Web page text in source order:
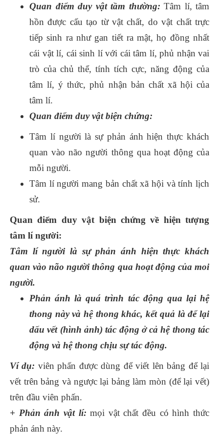
Quan điểm duy vật tầm thường: Tâm lí, tâm
hồn được cấu tạo từ vật chất, do vật chất trực
tiếp sinh ra như gan tiết ra mật, họ đồng nhất
cái vật lí, cái sinh lí với cái tâm lí, phủ nhận vai
trò của chủ thể, tính tích cực, năng động của
tâm lí, ý thức, phủ nhận bản chất xã hội của
tâm lí.
Quan điểm duy vật biện chứng:
Tâm lí người là sự phản ánh hiện thực khách
quan vào não người thông qua hoạt động của
mỗi người.
Tâm lí người mang bản chất xã hội và tính lịch
sử.
Quan điểm duy vật biện chứng về hiện tượng
tâm lí người:
Tâm lí người là sự phản ánh hiện thực khách
quan vào não người thông qua hoạt động của moi
người.
Phản ánh là quá trình tác động qua lại hệ
thong này và hệ thong khác, kết quả là để lại
dấu vết (hình ảnh) tác động ở cả hệ thong tác
động và hệ thong chịu sự tác động.
Ví dụ: viên phấn được dùng để viết lên bảng để lại
vết trên bảng và ngược lại bảng làm mòn (để lại vết)
trên đầu viên phấn.
+ Phản ánh vật lí: mọi vật chất đều có hình thức
phản ánh này.